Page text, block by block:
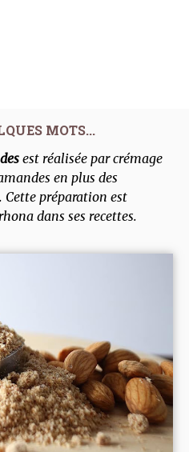
est réalisée par crémage
en plus des
préparation est
dans ses recettes.